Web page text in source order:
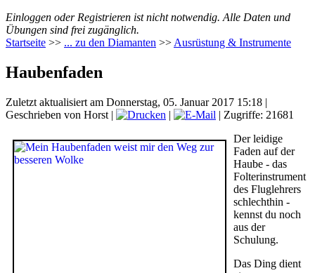
Einloggen oder Registrieren ist nicht notwendig. Alle Daten und
Übungen sind frei zugänglich.
Startseite >> ... zu den Diamanten >> Ausrüstung & Instrumente
Haubenfaden
Zuletzt aktualisiert am Donnerstag, 05. Januar 2017 15:18 |
Geschrieben von Horst | |
| Zugriffe: 21681
Der leidige
Faden auf der
Haube - das
Folterinstrument
des Fluglehrers
schlechthin -
kennst du noch
aus der
Schulung.
Das Ding dient